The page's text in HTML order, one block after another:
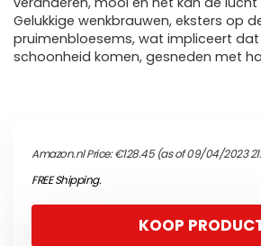
Gelukkige wenkbrauwen, eksters op
pruimenbloesems, wat impliceert dat
schoonheid komen, gesneden met
Amazon.nl Price:€128.45(as of 09/04/2023
FREE Shipping.
KOOP